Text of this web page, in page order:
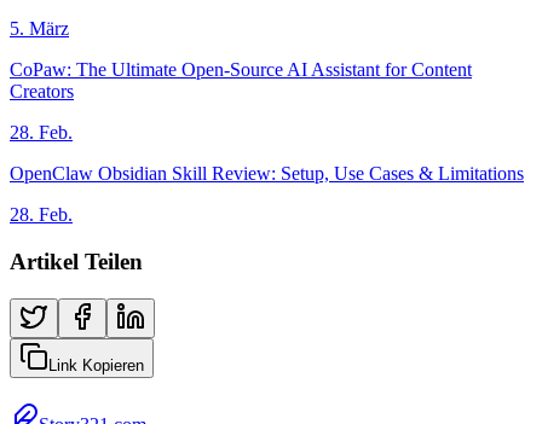
5. März
CoPaw: The Ultimate Open-Source AI Assistant for Content
Creators
28. Feb.
OpenClaw Obsidian Skill Review: Setup, Use Cases & Limitations
28. Feb.
Artikel Teilen
Link Kopieren